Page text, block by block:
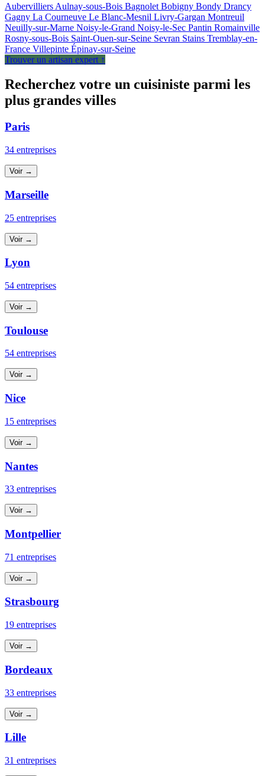
Aubervilliers Aulnay-sous-Bois Bagnolet Bobigny Bondy Drancy
Gagny La Courneuve Le Blanc-Mesnil Livry-Gargan Montreuil
Neuilly-sur-Marne Noisy-le-Grand Noisy-le-Sec Pantin Romainville
Rosny-sous-Bois Saint-Ouen-sur-Seine Sevran Stains Tremblay-en-
France Villepinte Épinay-sur-Seine
Trouver un artisan expert ↑
Recherchez votre un cuisiniste parmi les
plus grandes villes
Paris
34 entreprises
Voir →
Marseille
25 entreprises
Voir →
Lyon
54 entreprises
Voir →
Toulouse
54 entreprises
Voir →
Nice
15 entreprises
Voir →
Nantes
33 entreprises
Voir →
Montpellier
71 entreprises
Voir →
Strasbourg
19 entreprises
Voir →
Bordeaux
33 entreprises
Voir →
Lille
31 entreprises